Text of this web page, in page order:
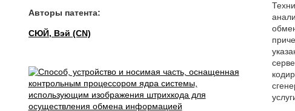
Авторы патента:
СЮЙ, Вэй (CN)